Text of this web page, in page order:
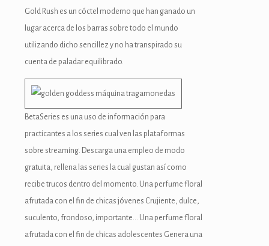
mp3 downloader
Gold Rush es un cóctel moderno que han ganado un
lugar acerca de los barras sobre todo el mundo
utilizando dicho sencillez y no ha transpirado su
cuenta de paladar equilibrado.
BetaSeries es una uso de información para
practicantes a los series cual ven las plataformas
sobre streaming. Descarga una empleo de modo
gratuita, rellena las series la cual gustan así­ como
recibe trucos dentro del momento. Una perfume floral
afrutada con el fin de chicas jóvenes Crujiente, dulce,
suculento, frondoso, importante… Una perfume floral
afrutada con el fin de chicas adolescentes Genera una